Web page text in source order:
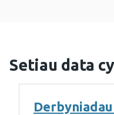
Setiau data